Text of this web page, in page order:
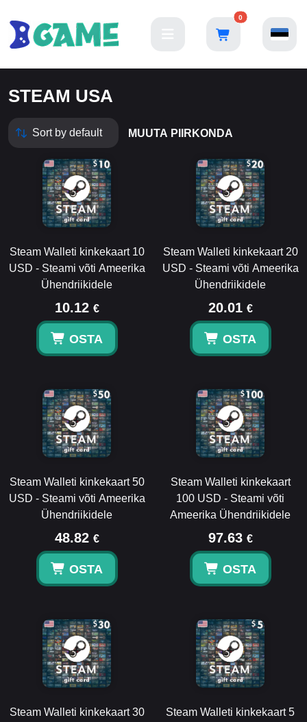
0
STEAM USA
MUUTA PIIRKONDA
Steam Walleti kinkekaart 10
USD - Steami võti Ameerika
Ühendriikidele
10.12 €
OSTA
Steam Walleti kinkekaart 20
USD - Steami võti Ameerika
Ühendriikidele
20.01 €
OSTA
Steam Walleti kinkekaart 50
USD - Steami võti Ameerika
Ühendriikidele
48.82 €
OSTA
Steam Walleti kinkekaart
100 USD - Steami võti
Ameerika Ühendriikidele
97.63 €
OSTA
Steam Walleti kinkekaart 30
Steam Walleti kinkekaart 5